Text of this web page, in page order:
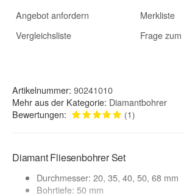
Angebot anfordern
Merkliste
Vergleichsliste
Frage
Artikelnummer: 90241010
Mehr aus der Kategorie: Diamantbohrer
Bewertungen:
(1)
Diamant Fliesenbohrer Set
Durchmesser: 20, 35, 40, 50, 68 mm
Bohrtiefe: 50 mm